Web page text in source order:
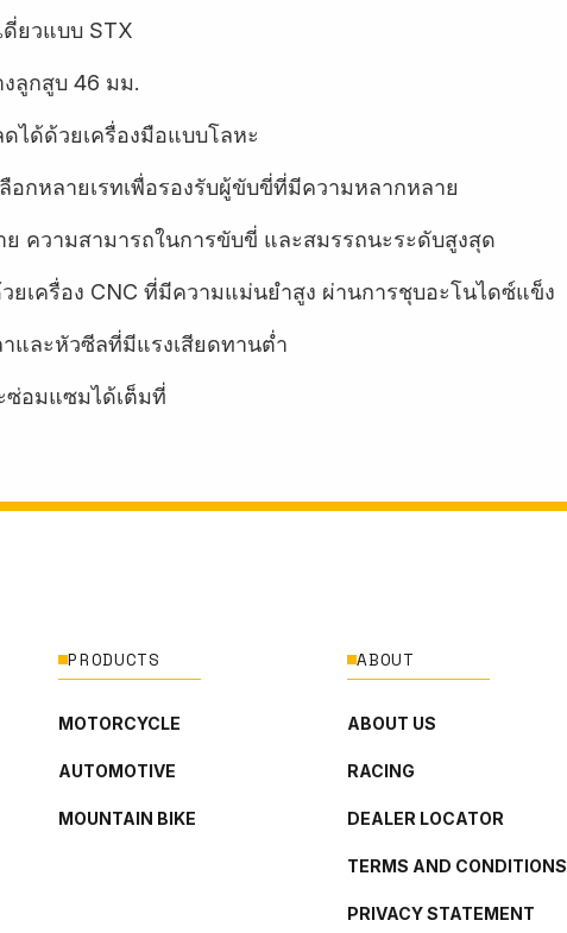
ยวแบบ STX
ลูกสูบ 46 มม.
ได้ด้วยเครื่องมือแบบโลหะ
อกหลายเรทเพื่อรองรับผู้ขับขี่ที่มีความหลากหลาย
ความสามารถในการขับขี่ และสมรรถนะระดับสูงสุด
ยเครื่อง CNC ที่มีความแม่นยำสูง ผ่านการชุบอะโนไดซ์แข็ง
และหัวซีลที่มีแรงเสียดทานต่ำ
ซ่อมแซมได้เต็มที่
PRODUCTS
MOTORCYCLE
AUTOMOTIVE
MOUNTAIN BIKE
ABOUT
ABOUT US
RACING
DEALER LOCATOR
TERMS AND CONDITIONS
PRIVACY STATEMENT